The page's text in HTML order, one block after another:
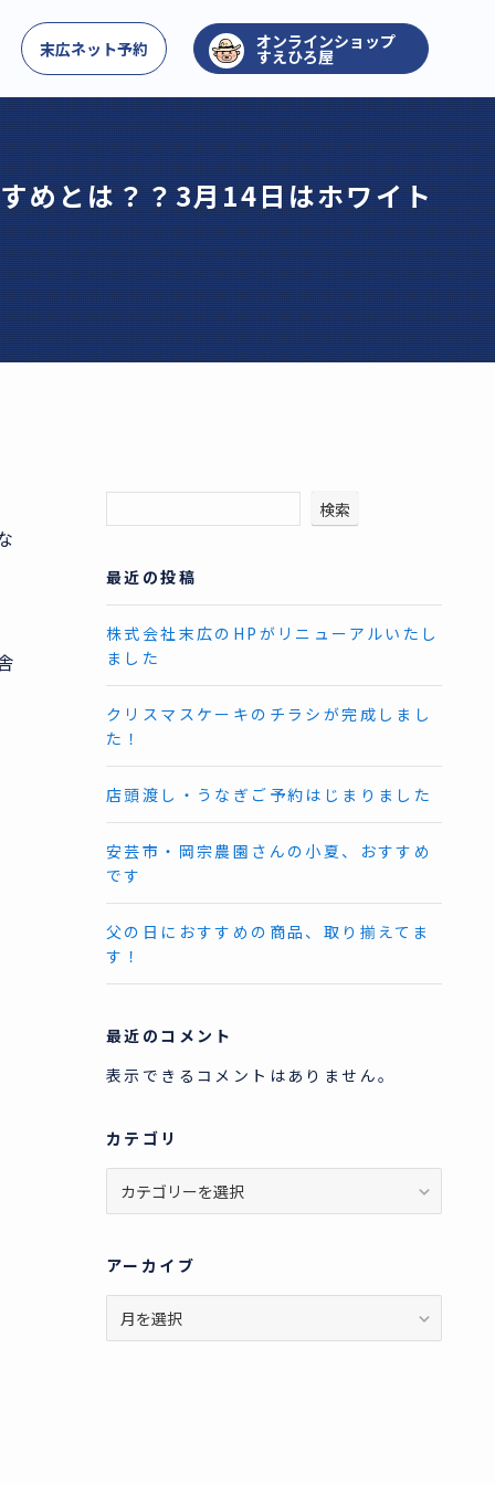
問い合わせ
末広ネット予約 すえひろ屋
めとは？？3月14日はホワイト
検索
最近の投稿
株式会社末広のHPがリニューアルいたし
ました
クリスマスケーキのチラシが完成しまし
た！
店頭渡し・うなぎご予約はじまりました
安芸市・岡宗農園さんの小夏、おすすめ
です
父の日におすすめの商品、取り揃えてま
す！
最近のコメント
表示できるコメントはありません。
カテゴリ
テ
アーカイブ
ー